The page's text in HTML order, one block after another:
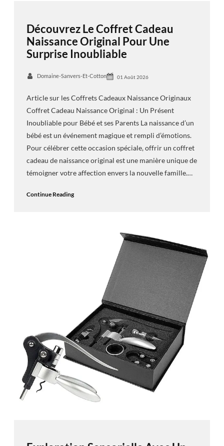
Découvrez Le Coffret Cadeau
Naissance Original Pour Une
Surprise Inoubliable
Domaine-Sanvers-Et-Cotton 01 Août 2026
Article sur les Coffrets Cadeaux Naissance Originaux
Coffret Cadeau Naissance Original : Un Présent
Inoubliable pour Bébé et ses Parents La naissance d’un
bébé est un événement magique et rempli d’émotions.
Pour célébrer cette occasion spéciale, offrir un coffret
cadeau de naissance original est une manière unique de
témoigner votre affection envers la nouvelle famille.…
Continue Reading